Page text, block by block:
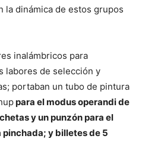
la dinámica de estos grupos
inalámbricos para
labores de selección y
portaban un tubo de pintura
para el modus operandi de
y un punzón para el
y billetes de 5